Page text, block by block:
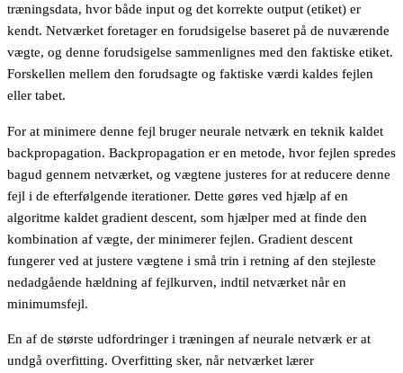
træningsdata, hvor både input og det korrekte output (etiket) er
kendt. Netværket foretager en forudsigelse baseret på de nuværende
vægte, og denne forudsigelse sammenlignes med den faktiske etiket.
Forskellen mellem den forudsagte og faktiske værdi kaldes fejlen
eller tabet.
For at minimere denne fejl bruger neurale netværk en teknik kaldet
backpropagation. Backpropagation er en metode, hvor fejlen spredes
bagud gennem netværket, og vægtene justeres for at reducere denne
fejl i de efterfølgende iterationer. Dette gøres ved hjælp af en
algoritme kaldet gradient descent, som hjælper med at finde den
kombination af vægte, der minimerer fejlen. Gradient descent
fungerer ved at justere vægtene i små trin i retning af den stejleste
nedadgående hældning af fejlkurven, indtil netværket når en
minimumsfejl.
En af de største udfordringer i træningen af neurale netværk er at
undgå overfitting. Overfitting sker, når netværket lærer